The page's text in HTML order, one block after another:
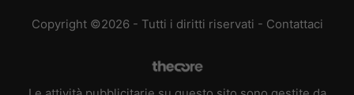
Copyright ©2026 - Tutti i diritti riservati - Contattaci